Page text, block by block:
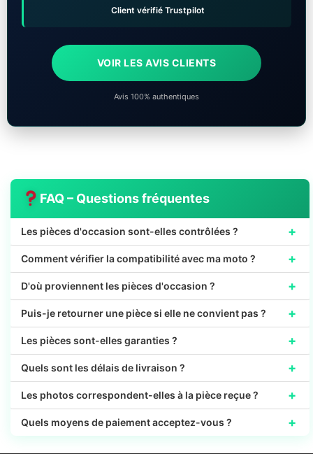
Client vérifié Trustpilot
VOIR LES AVIS CLIENTS
Avis 100% authentiques
FAQ – Questions fréquentes
Les pièces d'occasion sont-elles contrôlées ? +
Comment vérifier la compatibilité avec ma moto ? +
D'où proviennent les pièces d'occasion ? +
Puis-je retourner une pièce si elle ne convient pas ? +
Les pièces sont-elles garanties ? +
Quels sont les délais de livraison ? +
Les photos correspondent-elles à la pièce reçue ? +
Quels moyens de paiement acceptez-vous ? +